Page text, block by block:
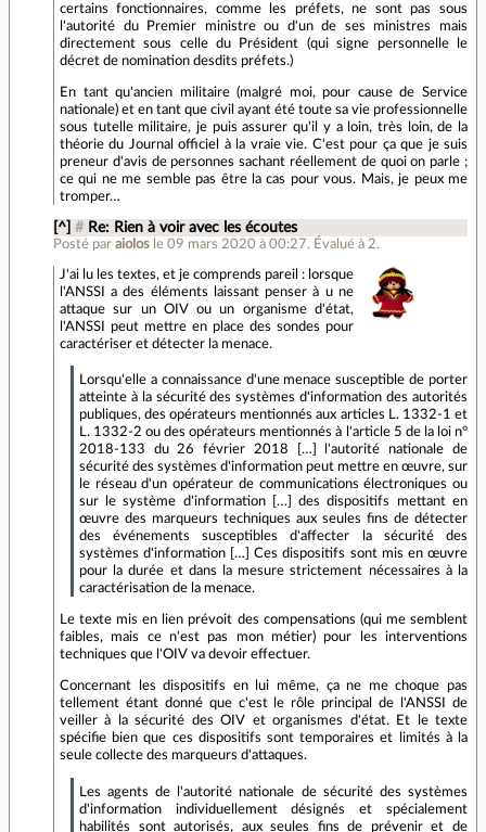
certains fonctionnaires, comme les préfets, ne sont pas sous
l'autorité du Premier ministre ou d'un de ses ministres mais
directement sous celle du Président (qui signe personnelle le
décret de nomination desdits préfets.)
En tant qu'ancien militaire (malgré moi, pour cause de Service
nationale) et en tant que civil ayant été toute sa vie professionnelle
sous tutelle militaire, je puis assurer qu'il y a loin, très loin, de la
théorie du Journal officiel à la vraie vie. C'est pour ça que je suis
preneur d'avis de personnes sachant réellement de quoi on parle ;
ce qui ne me semble pas être la cas pour vous. Mais, je peux me
tromper…
[^] # Re: Rien à voir avec les écoutes
Posté par aiolos le 09 mars 2020 à 00:27. Évalué à 2.
J'ai lu les textes, et je comprends pareil : lorsque
l'ANSSI a des éléments laissant penser à u ne
attaque sur un OIV ou un organisme d'état,
l'ANSSI peut mettre en place des sondes pour
caractériser et détecter la menace.
Lorsqu'elle a connaissance d'une menace susceptible de porter
atteinte à la sécurité des systèmes d'information des autorités
publiques, des opérateurs mentionnés aux articles L. 1332-1 et
L. 1332-2 ou des opérateurs mentionnés à l'article 5 de la loi n°
2018-133 du 26 février 2018 […] l'autorité nationale de
sécurité des systèmes d'information peut mettre en œuvre, sur
le réseau d'un opérateur de communications électroniques ou
sur le système d'information […] des dispositifs mettant en
œuvre des marqueurs techniques aux seules fins de détecter
des événements susceptibles d'affecter la sécurité des
systèmes d'information […] Ces dispositifs sont mis en œuvre
pour la durée et dans la mesure strictement nécessaires à la
caractérisation de la menace.
Le texte mis en lien prévoit des compensations (qui me semblent
faibles, mais ce n'est pas mon métier) pour les interventions
techniques que l'OIV va devoir effectuer.
Concernant les dispositifs en lui même, ça ne me choque pas
tellement étant donné que c'est le rôle principal de l'ANSSI de
veiller à la sécurité des OIV et organismes d'état. Et le texte
spécifie bien que ces dispositifs sont temporaires et limités à la
seule collecte des marqueurs d'attaques.
Les agents de l'autorité nationale de sécurité des systèmes
d'information individuellement désignés et spécialement
habilités sont autorisés, aux seules fins de prévenir et de